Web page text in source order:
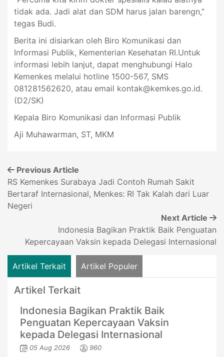
tidak ada. Jadi alat dan SDM harus jalan barengn,”
tegas Budi.
Berita ini disiarkan oleh Biro Komunikasi dan
Informasi Publik, Kementerian Kesehatan RI.Untuk
informasi lebih lanjut, dapat menghubungi Halo
Kemenkes melalui hotline 1500-567, SMS
081281562620, atau email kontak@kemkes.go.id.
(D2/SK)
Kepala Biro Komunikasi dan Informasi Publik
Aji Muhawarman, ST, MKM
Previous Article
RS Kemenkes Surabaya Jadi Contoh Rumah Sakit
Bertaraf Internasional, Menkes: RI Tak Kalah dari Luar
Negeri
Next Article
Indonesia Bagikan Praktik Baik Penguatan
Kepercayaan Vaksin kepada Delegasi Internasional
Artikel Terkait Artikel Populer
Artikel Terkait
Indonesia Bagikan Praktik Baik
Penguatan Kepercayaan Vaksin
kepada Delegasi Internasional
05 Aug 2026 960